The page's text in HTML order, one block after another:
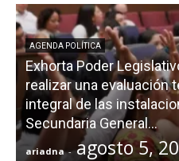
AGENDA POLÍTICA
Exhorta Poder
realizar una evaluación
integral de las
Secundaria General...
ariadna - agosto 5,